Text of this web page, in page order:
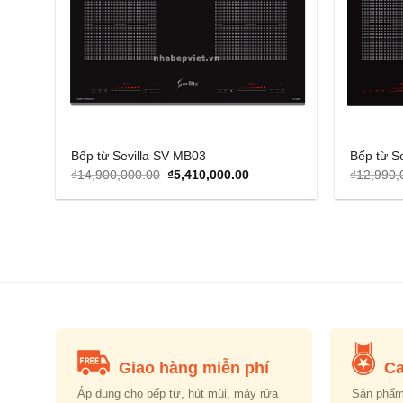
Bếp từ Sevilla SV-MB03
₫14,900,000.00 Original
was:
₫5,410,000.00Current
is:
Bếp từ
₫
Giao hàng miễn phí
Áp dụng cho bếp từ, hút mùi, máy rửa
Sản